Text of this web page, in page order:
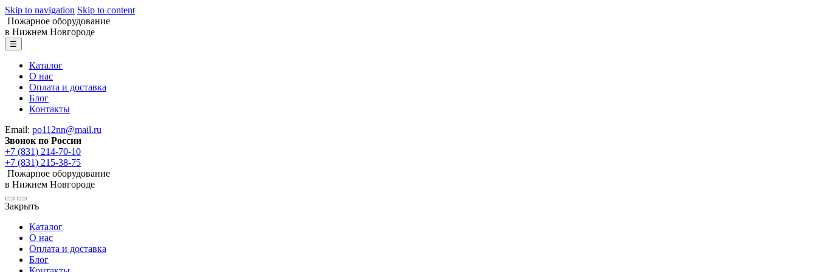
Skip to navigation Skip to content
Пожарное оборудование
в Нижнем Новгороде
☰
Каталог
О нас
Оплата и доставка
Блог
Контакты
Email: po112nn@mail.ru
Звонок по России
+7 (831) 214-70-10
+7 (831) 215-38-75
Пожарное оборудование
в Нижнем Новгороде
Закрыть
Каталог
О нас
Оплата и доставка
Блог